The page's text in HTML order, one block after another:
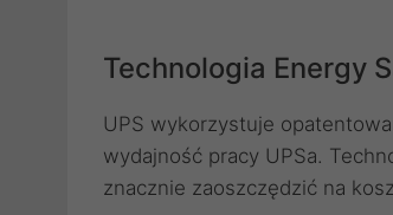
Technologia Energy
UPS wykorzystuje
wydajność pracy UPSa.
znacznie zaoszczędzić na